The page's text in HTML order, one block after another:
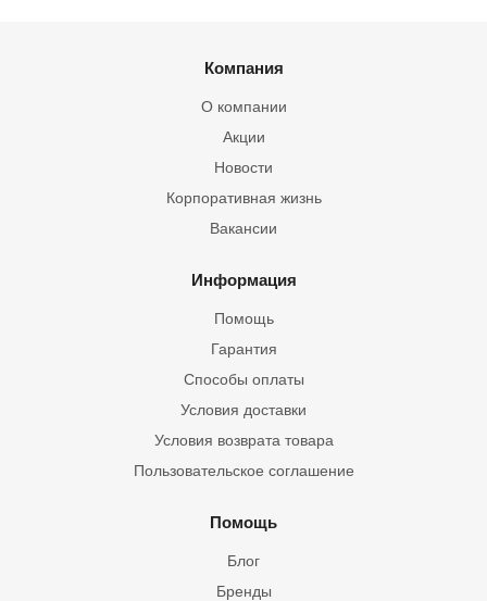
Компания
О компании
Акции
Новости
Корпоративная жизнь
Вакансии
Информация
Помощь
Гарантия
Способы оплаты
Условия доставки
Условия возврата товара
Пользовательское соглашение
Помощь
Блог
Бренды